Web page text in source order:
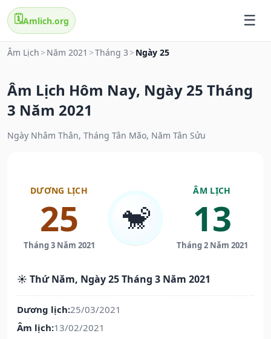
🗓️Amlich.org
Âm Lịch > Năm 2021 >Tháng 3 > Ngày 25
Âm Lịch Hôm Nay, Ngày 25 Tháng
3 Năm 2021
Ngày Nhâm Thân, Tháng Tân Mão, Năm Tân Sửu
DƯƠNG LỊCH
25
Tháng 3 Năm 2021
🐒
ÂM LỊCH
13
Tháng 2 Năm 2021
☀️ Thứ Năm, Ngày 25 Tháng 3 Năm 2021
Dương lịch:25/03/2021
Âm lịch:13/02/2021